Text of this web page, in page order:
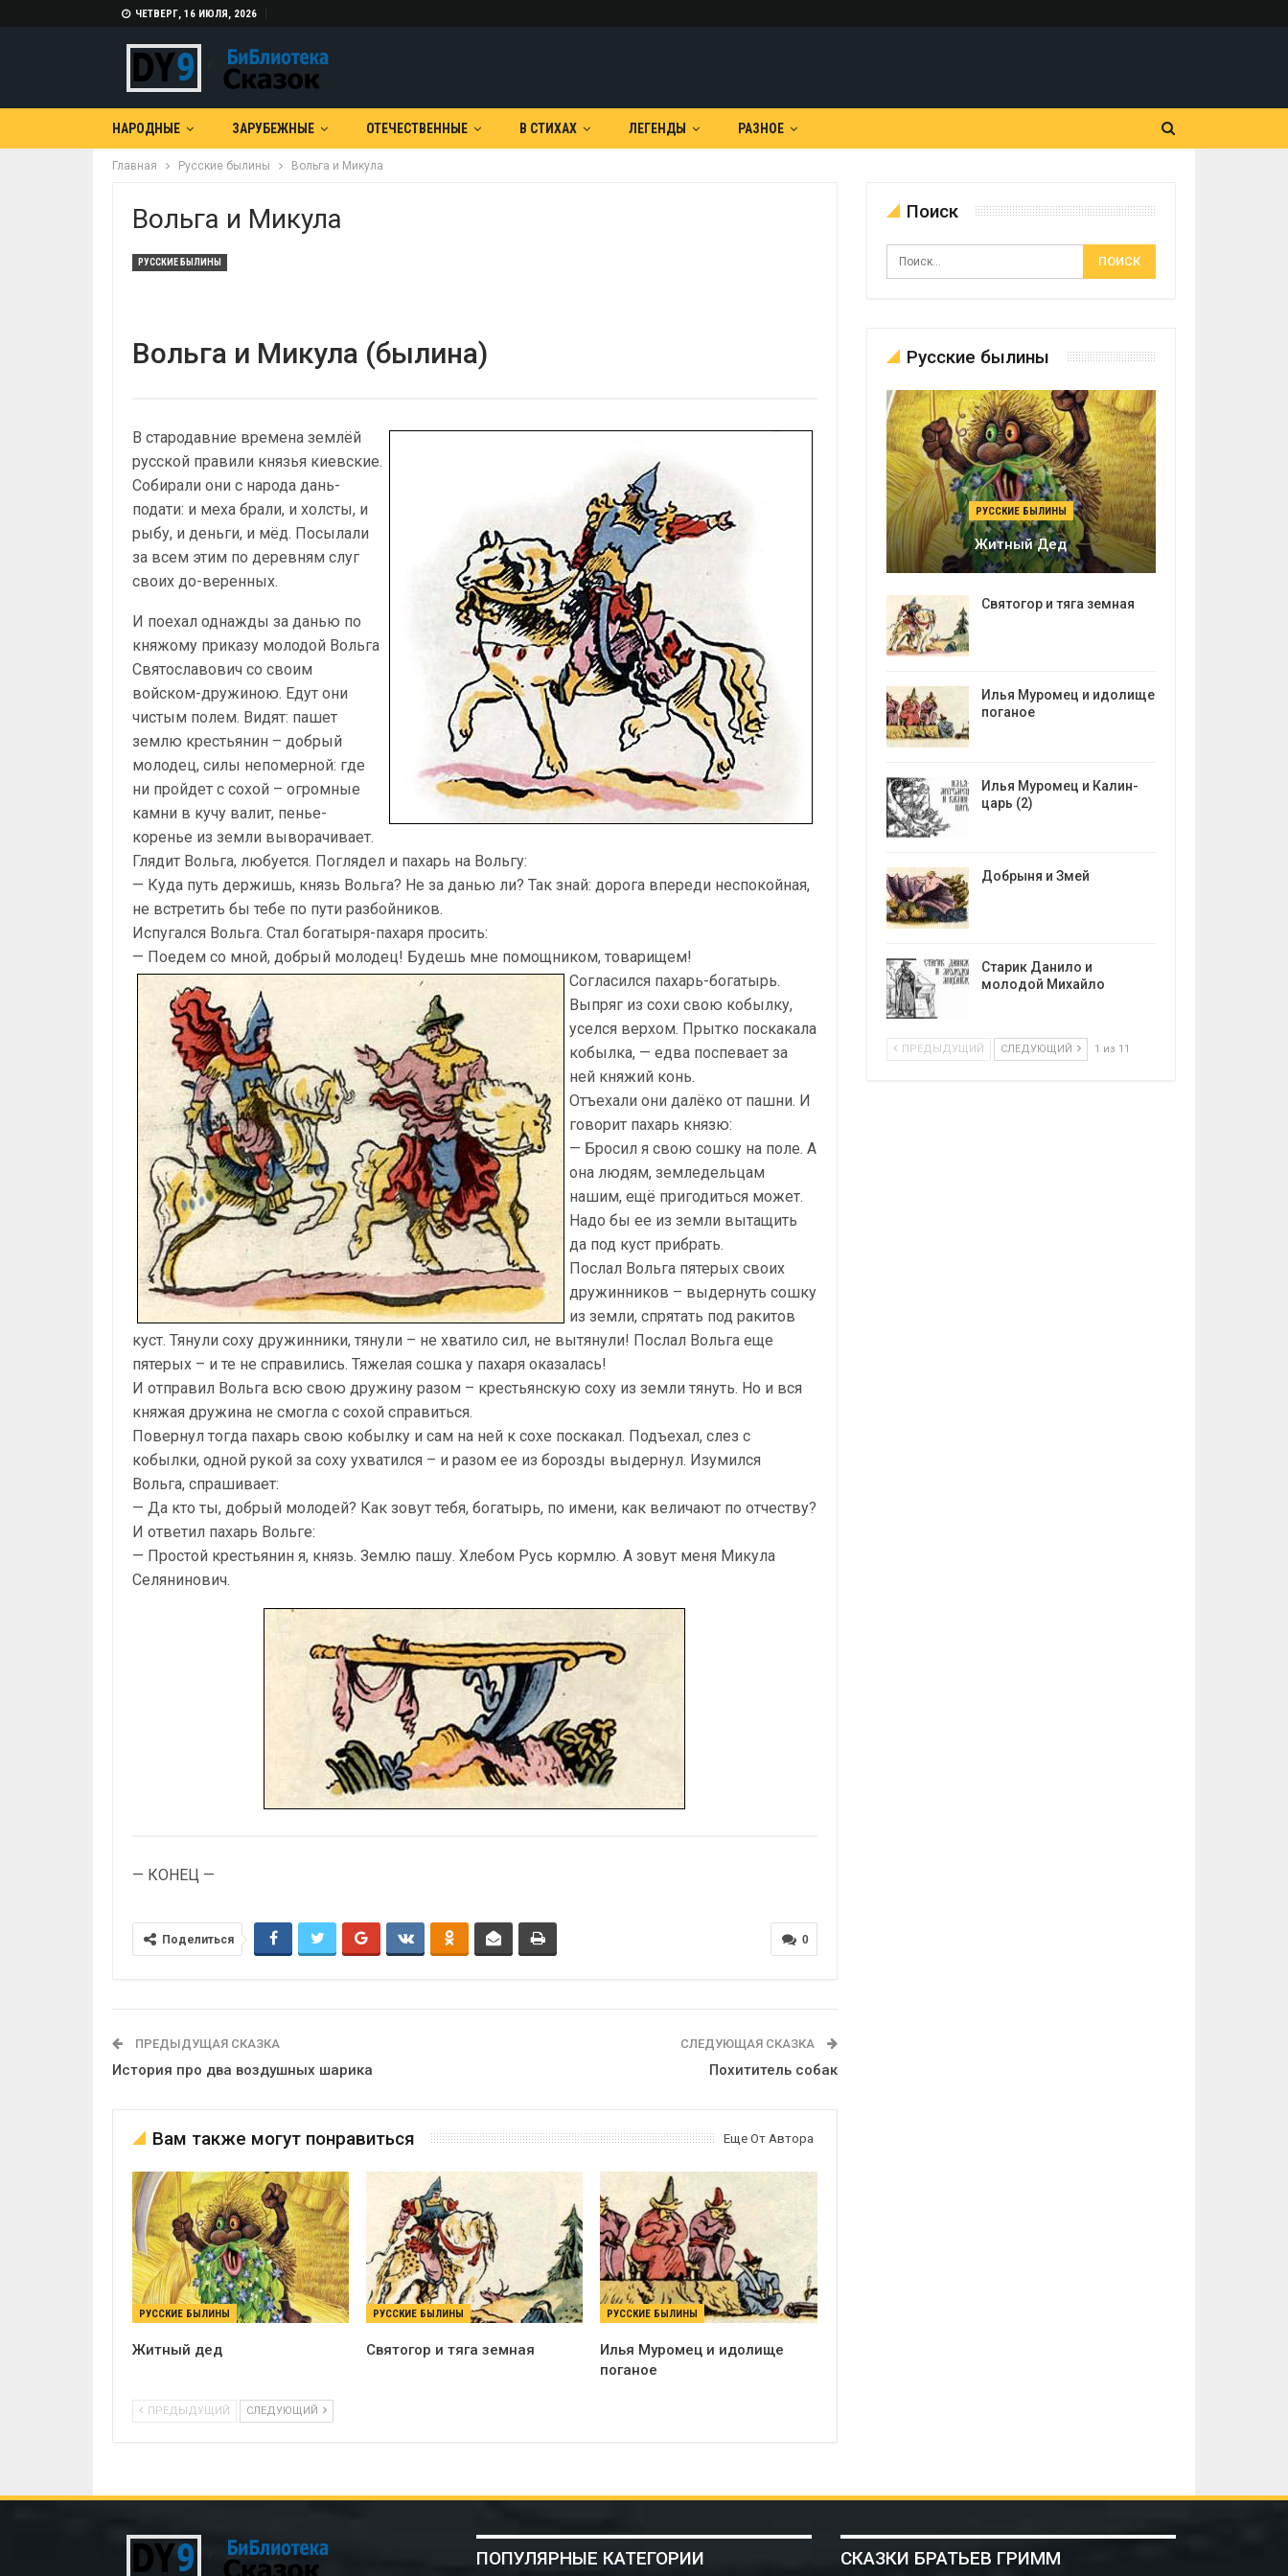
ЧЕТВЕРГ, 16 ИЮЛЯ, 2026
НАРОДНЫЕ ЗАРУБЕЖНЫЕ ОТЕЧЕСТВЕННЫЕ В СТИХАХ ЛЕГЕНДЫ РАЗНОЕ
Главная Русские былины Вольга и Микула
Вольга и Микула
РУССКИЕ БЫЛИНЫ
Вольга и Микула (былина)
В стародавние времена землёй
русской правили князья киевские.
Собирали они с народа дань-
подати: и меха брали, и холсты, и
рыбу, и деньги, и мёд. Посылали
за всем этим по деревням слуг
своих до-веренных.
И поехал однажды за данью по
княжому приказу молодой Вольга
Святославович со своим
войском-дружиною. Едут они
чистым полем. Видят: пашет
землю крестьянин – добрый
молодец, силы непомерной: где
ни пройдет с сохой – огромные
камни в кучу валит, пенье-
коренье из земли выворачивает.
Глядит Вольга, любуется. Поглядел и пахарь на Вольгу:
— Куда путь держишь, князь Вольга? Не за данью ли? Так знай: дорога впереди неспокойная,
не встретить бы тебе по пути разбойников.
Испугался Вольга. Стал богатыря-пахаря просить:
— Поедем со мной, добрый молодец! Будешь мне помощником, товарищем!
Согласился пахарь-богатырь.
Выпряг из сохи свою кобылку,
уселся верхом. Прытко поскакала
кобылка, — едва поспевает за
ней княжий конь.
Отъехали они далёко от пашни. И
говорит пахарь князю:
— Бросил я свою сошку на поле. А
она людям, земледельцам
нашим, ещё пригодиться может.
Надо бы ее из земли вытащить
да под куст прибрать.
Послал Вольга пятерых своих
дружинников – выдернуть сошку
из земли, спрятать под ракитов
куст. Тянули соху дружинники, тянули – не хватило сил, не вытянули! Послал Вольга еще
пятерых – и те не справились. Тяжелая сошка у пахаря оказалась!
И отправил Вольга всю свою дружину разом – крестьянскую соху из земли тянуть. Но и вся
княжая дружина не смогла с сохой справиться.
Повернул тогда пахарь свою кобылку и сам на ней к сохе поскакал. Подъехал, слез с
кобылки, одной рукой за соху ухватился – и разом ее из борозды выдернул. Изумился
Вольга, спрашивает:
— Да кто ты, добрый молодей? Как зовут тебя, богатырь, по имени, как величают по отчеству?
И ответил пахарь Вольге:
— Простой крестьянин я, князь. Землю пашу. Хлебом Русь кормлю. А зовут меня Микула
Селянинович.
— КОНЕЦ —
0
Поделиться
ПРЕДЫДУЩАЯ СКАЗКА
История про два воздушных шарика
СЛЕДУЮЩАЯ СКАЗКА
Похититель собак
Вам также могут понравиться Еще От Автора
РУССКИЕ БЫЛИНЫ
Житный дед
РУССКИЕ БЫЛИНЫ
Святогор и тяга земная
РУССКИЕ БЫЛИНЫ
Илья Муромец и идолище
поганое
ПРЕДЫДУЩИЙ СЛЕДУЮЩИЙ
Поиск
Русские былины
РУССКИЕ БЫЛИНЫ
Житный Дед
Святогор и тяга земная
Илья Муромец и идолище
поганое
Илья Муромец и Калин-
царь (2)
Добрыня и Змей
Старик Данило и
молодой Михайло
ПРЕДЫДУЩИЙ СЛЕДУЮЩИЙ 1 из 11
ПОПУЛЯРНЫЕ КАТЕГОРИИ СКАЗКИ БРАТЬЕВ ГРИММ